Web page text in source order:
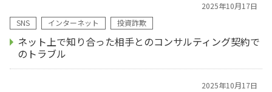
2025年10月17日
SNS
インターネット 投資詐欺
ネット上で知り合った相手とのコンサルティング契約で
のトラブル
2025年10月17日